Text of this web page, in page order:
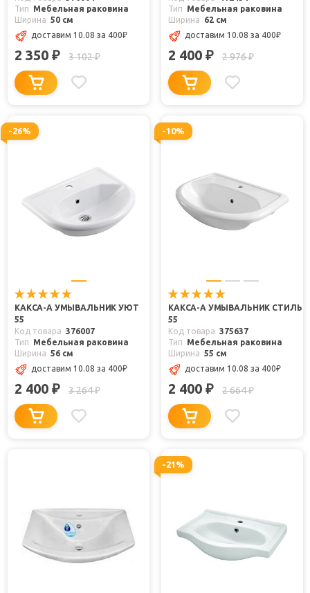
Тип
Мебельная раковина
Ширина 50 см
доставим 10.08 за 400₽
2 350 ₽ 3 102₽
Тип
Мебельная раковина
Ширина
62 см
доставим 10.08 за 400₽
2 400 ₽ 2 976₽
-26%
КАКСА-А УМЫВАЛЬНИК УЮТ
55
Код товара 376007
Тип
Мебельная раковина
Ширина 56 см
доставим 10.08 за 400₽
2 400 ₽ 3 264₽
-10%
КАКСА-А УМЫВАЛЬНИК СТИЛЬ
55
Код товара 375637
Тип
Мебельная раковина
Ширина 55 см
доставим 10.08 за 400₽
2 400 ₽ 2 664₽
-21%